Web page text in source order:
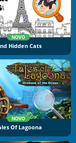
NOVO
Hidden Cats
NOVO
Of Lagoona